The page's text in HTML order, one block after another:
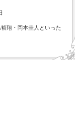
翔・岡本圭人といった